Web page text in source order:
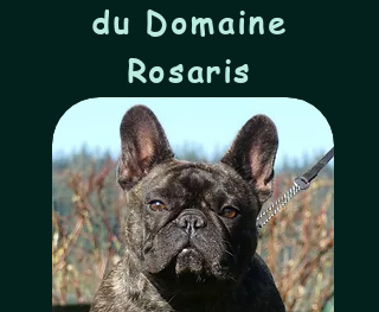
du Domaine
Rosaris